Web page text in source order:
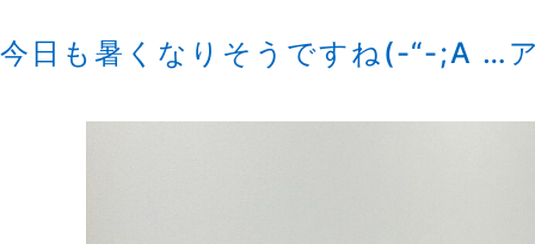
今日も暑くなりそうですね(-“-;A …